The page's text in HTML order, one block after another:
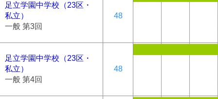
足立学園中学校（23区・
私立）
一般 第3回
48
足立学園中学校（23区・
私立）
一般 第4回
48